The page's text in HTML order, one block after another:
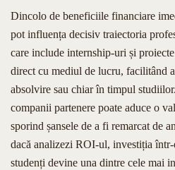
Dincolo de beneficiile financiare
pot influența decisiv traiectoria
care include internship-uri și
direct cu mediul de lucru, facilitând
absolvire sau chiar în timpul
companii partenere poate aduce o
sporind șansele de a fi remarcat de
dacă analizezi ROI-ul, investiția
studenți devine una dintre cele mai